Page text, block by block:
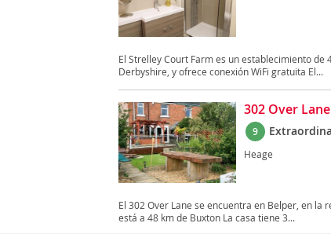
El Strelley Court Farm es un establecimiento
Derbyshire, y ofrece conexión WiFi gratuita El...
302 Over Lane
9
Heage
El 302 Over Lane se encuentra en Belper, en
está a 48 km de Buxton La casa tiene 3...